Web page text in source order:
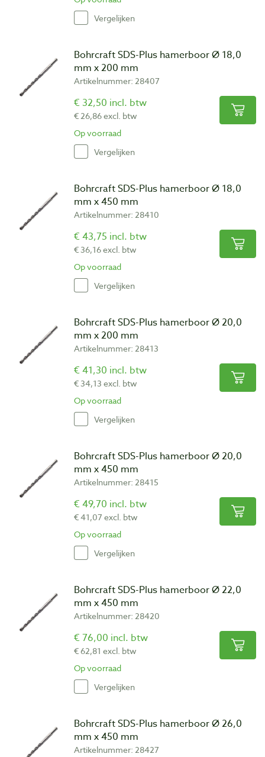
Vergelijken
Bohrcraft SDS-Plus hamerboor Ø 18,0
mm x 200 mm
Artikelnummer: 28407
€ 32,50 incl. btw
€ 26,86 excl. btw
Op voorraad
Vergelijken
Bohrcraft SDS-Plus hamerboor Ø 18,0
mm x 450 mm
Artikelnummer: 28410
€ 43,75 incl. btw
€ 36,16 excl. btw
Op voorraad
Vergelijken
Bohrcraft SDS-Plus hamerboor Ø 20,0
mm x 200 mm
Artikelnummer: 28413
€ 41,30 incl. btw
€ 34,13 excl. btw
Op voorraad
Vergelijken
Bohrcraft SDS-Plus hamerboor Ø 20,0
mm x 450 mm
Artikelnummer: 28415
€ 49,70 incl. btw
€ 41,07 excl. btw
Op voorraad
Vergelijken
Bohrcraft SDS-Plus hamerboor Ø 22,0
mm x 450 mm
Artikelnummer: 28420
€ 76,00 incl. btw
€ 62,81 excl. btw
Op voorraad
Vergelijken
Bohrcraft SDS-Plus hamerboor Ø 26,0
mm x 450 mm
Artikelnummer: 28427